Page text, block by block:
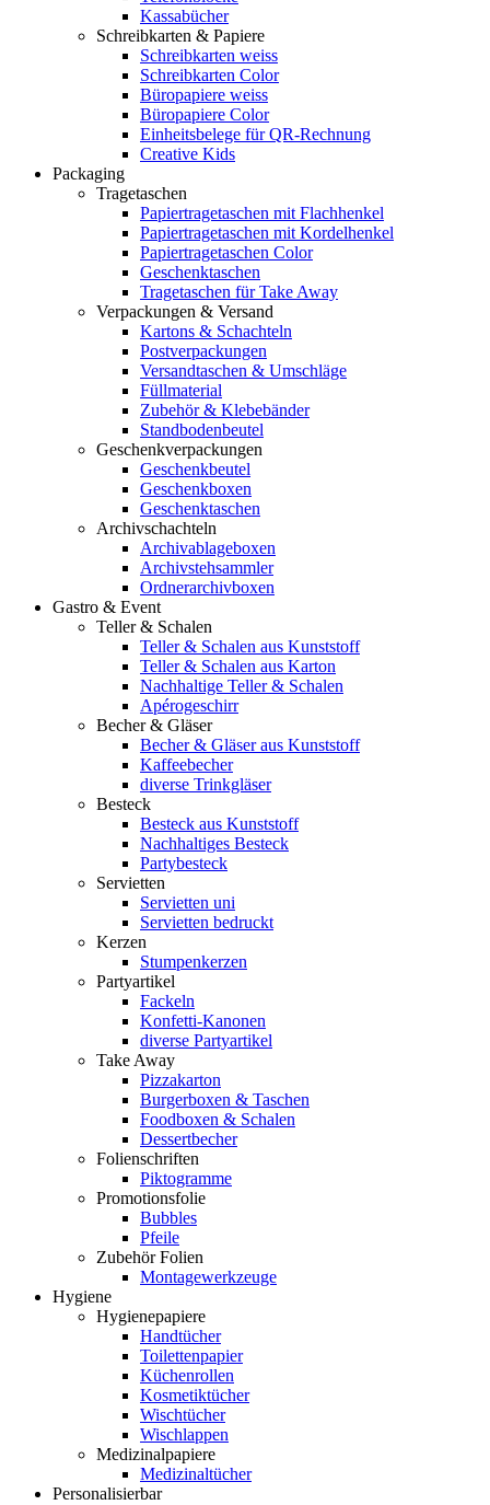
Kassabücher
Schreibkarten & Papiere
Schreibkarten weiss
Schreibkarten Color
Büropapiere weiss
Büropapiere Color
Einheitsbelege für QR-Rechnung
Creative Kids
Packaging
Tragetaschen
Papiertragetaschen mit Flachhenkel
Papiertragetaschen mit Kordelhenkel
Papiertragetaschen Color
Geschenktaschen
Tragetaschen für Take Away
Verpackungen & Versand
Kartons & Schachteln
Postverpackungen
Versandtaschen & Umschläge
Füllmaterial
Zubehör & Klebebänder
Standbodenbeutel
Geschenkverpackungen
Geschenkbeutel
Geschenkboxen
Geschenktaschen
Archivschachteln
Archivablageboxen
Archivstehsammler
Ordnerarchivboxen
Gastro & Event
Teller & Schalen
Teller & Schalen aus Kunststoff
Teller & Schalen aus Karton
Nachhaltige Teller & Schalen
Apérogeschirr
Becher & Gläser
Becher & Gläser aus Kunststoff
Kaffeebecher
diverse Trinkgläser
Besteck
Besteck aus Kunststoff
Nachhaltiges Besteck
Partybesteck
Servietten
Servietten uni
Servietten bedruckt
Kerzen
Stumpenkerzen
Partyartikel
Fackeln
Konfetti-Kanonen
diverse Partyartikel
Take Away
Pizzakarton
Burgerboxen & Taschen
Foodboxen & Schalen
Dessertbecher
Folienschriften
Piktogramme
Promotionsfolie
Bubbles
Pfeile
Zubehör Folien
Montagewerkzeuge
Hygiene
Hygienepapiere
Handtücher
Toilettenpapier
Küchenrollen
Kosmetiktücher
Wischtücher
Wischlappen
Medizinalpapiere
Medizinaltücher
Personalisierbar